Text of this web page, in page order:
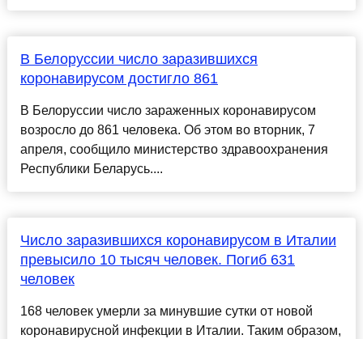
В Белоруссии число заразившихся
коронавирусом достигло 861
В Белоруссии число зараженных коронавирусом
возросло до 861 человека. Об этом во вторник, 7
апреля, сообщило министерство здравоохранения
Республики Беларусь....
Число заразившихся коронавирусом в Италии
превысило 10 тысяч человек. Погиб 631
человек
168 человек умерли за минувшие сутки от новой
коронавирусной инфекции в Италии. Таким образом,